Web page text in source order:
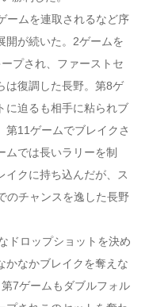
ムを連取されるなど序
開が続いた。2ゲームを
プされ、ファーストセ
は復調した長野。第8ゲ
に迫るも相手に粘られブ
第11ゲームでブレイクさ
ムでは長いラリーを制
イクに持ち込んだが、ス
のチャンスを逸した長野
ドロップショットを決め
かなかブレイクを奪えな
7ゲームもダブルフォル